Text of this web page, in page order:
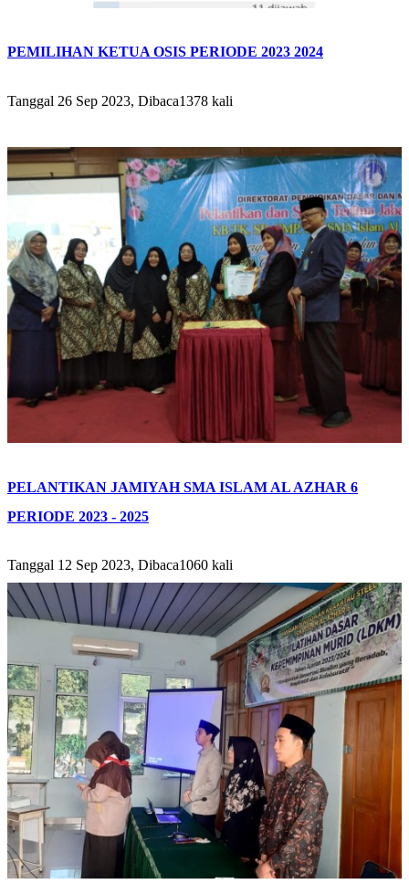
PEMILIHAN KETUA OSIS PERIODE 2023 2024
Tanggal 26 Sep 2023, Dibaca1378 kali
PELANTIKAN JAMIYAH SMA ISLAM AL AZHAR 6
PERIODE 2023 - 2025
Tanggal 12 Sep 2023, Dibaca1060 kali